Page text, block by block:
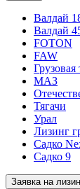
Валдай
Валдай
FOTON
FAW
Грузовая
МАЗ
Тягачи
Урал
Лизинг
Садко
Садко 9
Заявка на